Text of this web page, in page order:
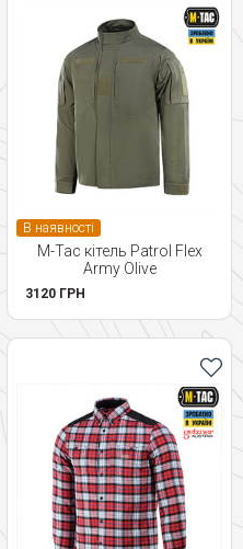
В наявності
M-Tac кітель Patrol Flex
Army Olive
3120 ГРН